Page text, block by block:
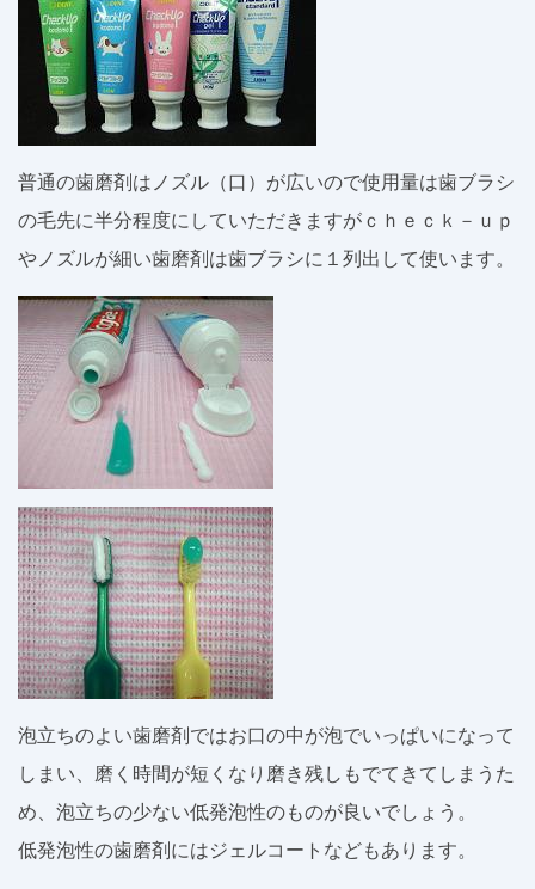
普通の歯磨剤はノズル（口）が広いので使用量は歯ブラシ
の毛先に半分程度にしていただきますがｃｈｅｃｋ－ｕｐ
やノズルが細い歯磨剤は歯ブラシに１列出して使います。
泡立ちのよい歯磨剤ではお口の中が泡でいっぱいになって
しまい、磨く時間が短くなり磨き残しもでてきてしまうた
め、泡立ちの少ない低発泡性のものが良いでしょう。
低発泡性の歯磨剤にはジェルコートなどもあります。